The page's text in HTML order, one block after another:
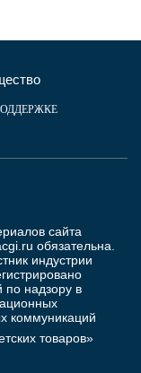
сайта
обязательна.
индустрии
надзору в
коммуникаций
товаров»